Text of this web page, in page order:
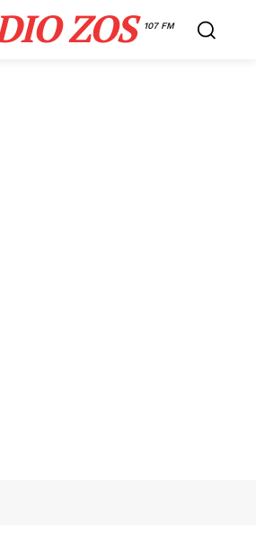
ZOS 107 FM